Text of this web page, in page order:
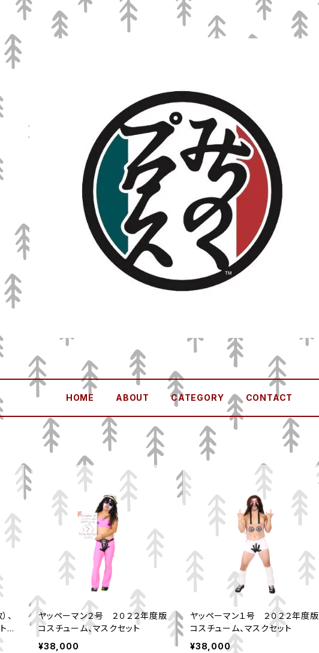
HOME ABOUT CATEGORY CONTACT
、
セ
ヤッペーマン２号 ２０２２年度版
コスチューム、マスクセット
¥38,000
ヤッペーマン１号 ２０２２年度版
コスチューム、マスクセット
¥38,000